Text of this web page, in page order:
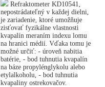
Refraktometer KD10541,
nepostrádateľný v každej dielni,
je zariadenie, ktoré umožňuje
zisťovať fyzikálne vlastnosti
kvapalín meraním indexu lomu
na hranici médií. Vďaka tomu je
možné určiť: - úroveň nabitia
batérie, - bod tuhnutia kvapalín
na báze propylénglykolu alebo
etylalkoholu, - bod tuhnutia
kvapaliny ostrekovačov.